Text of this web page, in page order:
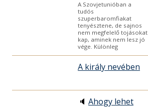
A Szovjetunióban a
tudós
szuperbaromfiakat
tenyésztene, de sajnos
nem megfelelő tojásokat
kap, aminek nem lesz jó
vége. Különleg
A király nevében
🔈 Ahogy lehet